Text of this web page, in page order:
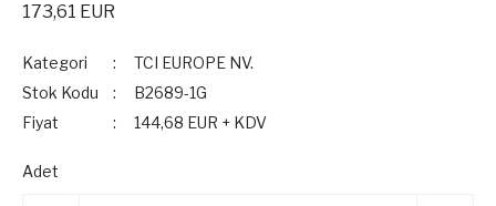
173,61 EUR
Kategori
TCI EUROPE NV.
Stok Kodu
B2689-1G
Fiyat
144,68 EUR + KDV
Adet